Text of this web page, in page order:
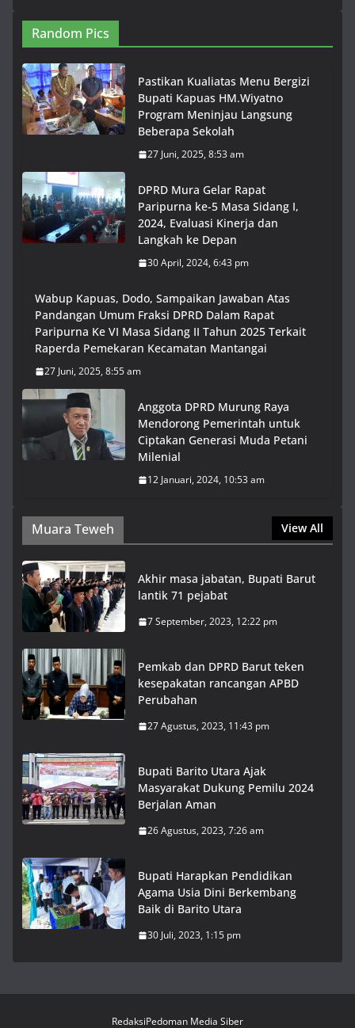
Random Pics
Pastikan Kualiatas Menu Bergizi
Bupati Kapuas HM.Wiyatno
Program Meninjau Langsung
Beberapa Sekolah
27 Juni, 2025, 8:53 am
DPRD Mura Gelar Rapat
Paripurna ke-5 Masa Sidang I,
2024, Evaluasi Kinerja dan
Langkah ke Depan
30 April, 2024, 6:43 pm
Wabup Kapuas, Dodo, Sampaikan Jawaban Atas
Pandangan Umum Fraksi DPRD Dalam Rapat
Paripurna Ke VI Masa Sidang II Tahun 2025 Terkait
Raperda Pemekaran Kecamatan Mantangai
27 Juni, 2025, 8:55 am
Anggota DPRD Murung Raya
Mendorong Pemerintah untuk
Ciptakan Generasi Muda Petani
Milenial
12 Januari, 2024, 10:53 am
Muara Teweh View All
Akhir masa jabatan, Bupati Barut
lantik 71 pejabat
7 September, 2023, 12:22 pm
Pemkab dan DPRD Barut teken
kesepakatan rancangan APBD
Perubahan
27 Agustus, 2023, 11:43 pm
Bupati Barito Utara Ajak
Masyarakat Dukung Pemilu 2024
Berjalan Aman
26 Agustus, 2023, 7:26 am
Bupati Harapkan Pendidikan
Agama Usia Dini Berkembang
Baik di Barito Utara
30 Juli, 2023, 1:15 pm
RedaksiPedoman Media Siber